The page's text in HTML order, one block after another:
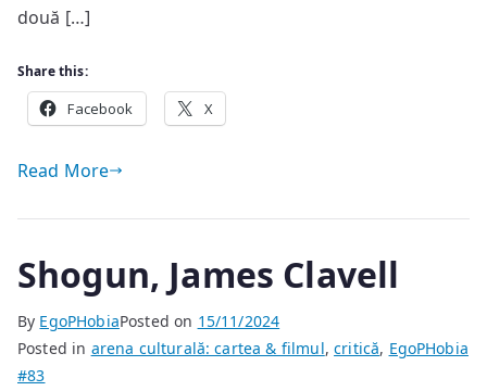
două […]
Share this:
Facebook X
Read More
Shogun, James Clavell
By EgoPHobiaPosted on 15/11/2024
Posted in arena culturală: cartea & filmul,critică, EgoPHobia
#83